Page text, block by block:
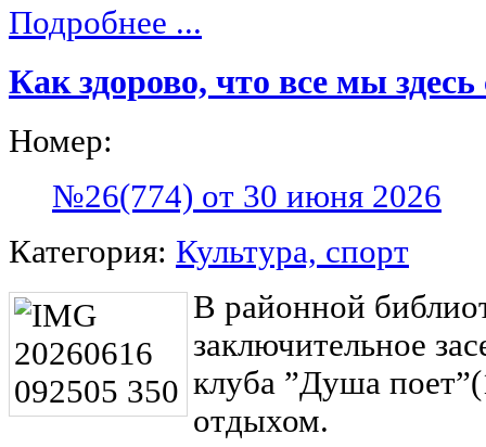
Подробнее ...
Как здорово, что все мы здесь
Номер:
№26(774) от 30 июня 2026
Категория: Культура, спорт
В районной
заключительное
клуба ”Душа
отдыхом.